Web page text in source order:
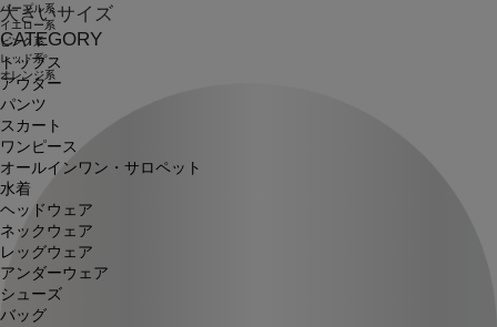
大きいサイズ
CATEGORY
トップス
アウター
パンツ
スカート
ワンピース
オールインワン・サロペット
水着
ヘッドウェア
ネックウェア
レッグウェア
アンダーウェア
シューズ
バッグ
パープル系
イエロー系
ピンク系
レッド系
オレンジ系